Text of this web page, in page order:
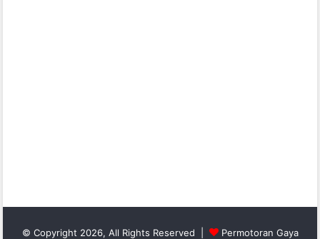
© Copyright 2026, All Rights Reserved | Permotoran Gaya